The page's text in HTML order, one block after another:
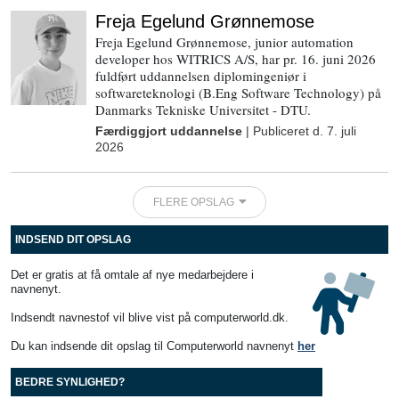
Freja Egelund Grønnemose
Freja Egelund Grønnemose, junior automation
developer hos WITRICS A/S, har pr. 16. juni 2026
fuldført uddannelsen diplomingeniør i
softwareteknologi (B.Eng Software Technology) på
Danmarks Tekniske Universitet - DTU.
Færdiggjort uddannelse | Publiceret d.7. juli
2026
FLERE OPSLAG
INDSEND DIT OPSLAG
Det er gratis at få omtale af nye medarbejdere i
navnenyt.
Indsendt navnestof vil blive vist på computerworld.dk.
Du kan indsende dit opslag til Computerworld navnenyt her
BEDRE SYNLIGHED?